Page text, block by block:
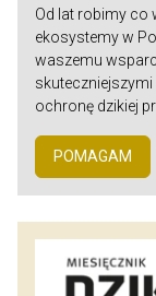
Od lat robimy co
ekosystemy w
waszemu
skuteczniejszymi
ochronę dzikiej
POMAGAM